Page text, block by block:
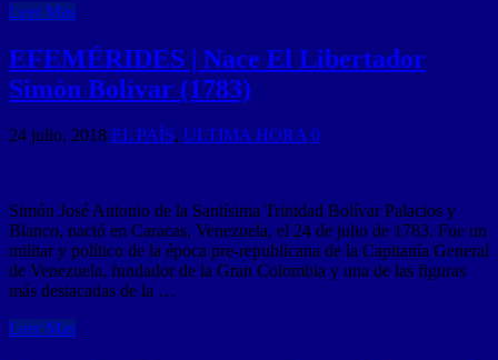
Leer Mas
EFEMÉRIDES | Nace El Libertador
Simón Bolívar (1783)
24 julio, 2018 EL PAÍS, ULTIMA HORA 0
Simón José Antonio de la Santísima Trinidad Bolívar Palacios y
Blanco, nació en Caracas, Venezuela, el 24 de julio de 1783. Fue un
militar y político de la época pre-republicana de la Capitanía General
de Venezuela, fundador de la Gran Colombia y una de las figuras
más destacadas de la …
Leer Mas